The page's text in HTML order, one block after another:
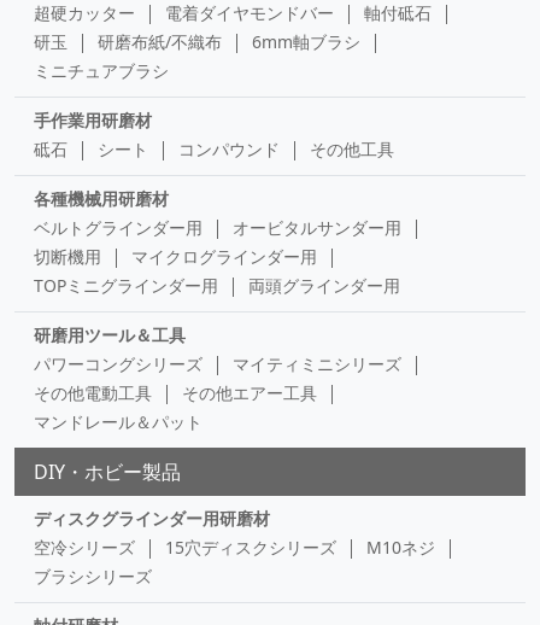
超硬カッター
電着ダイヤモンドバー
軸付砥石
研玉
研磨布紙/不織布
6mm軸ブラシ
ミニチュアブラシ
手作業用研磨材
砥石
シート コンパウンド その他工具
各種機械用研磨材
ベルトグラインダー用
オービタルサンダー用
切断機用
マイクログラインダー用
TOPミニグラインダー用
両頭グラインダー用
研磨用ツール＆工具
パワーコングシリーズ
マイティミニシリーズ
その他電動工具
その他エアー工具
マンドレール＆パット
DIY・ホビー製品
ディスクグラインダー用研磨材
空冷シリーズ
15穴ディスクシリーズ
M10ネジ
ブラシシリーズ